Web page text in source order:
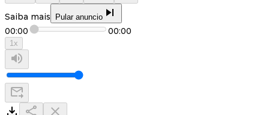
Saiba mais Pular anuncio
00:00 00:00
1x